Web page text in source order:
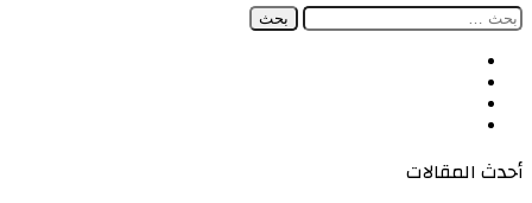
البحث
أحدث المقالات